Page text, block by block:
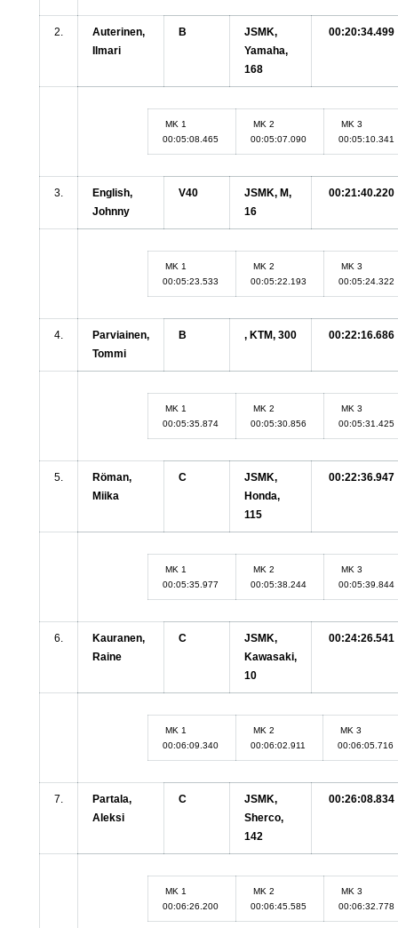
2.
Auterinen,
Ilmari
B
JSMK,
Yamaha,
168
00:20:34.499
MK 1
00:05:08.465
MK 2
00:05:07.090
MK 3
00:05:10.341
3.
English,
Johnny
V40
JSMK, M,
16
00:21:40.220
MK 1
00:05:23.533
MK 2
00:05:22.193
MK 3
00:05:24.322
4.
Parviainen,
Tommi
B , KTM, 300 00:22:16.686
MK 1
00:05:35.874
MK 2
00:05:30.856
MK 3
00:05:31.425
5.
Röman,
Miika
C
JSMK,
Honda,
115
00:22:36.947
MK 1
00:05:35.977
MK 2
00:05:38.244
MK 3
00:05:39.844
6.
Kauranen,
Raine
C
JSMK,
Kawasaki,
10
00:24:26.541
MK 1
00:06:09.340
MK 2
00:06:02.911
MK 3
00:06:05.716
7.
Partala,
Aleksi
C
JSMK,
Sherco,
142
00:26:08.834
MK 1
00:06:26.200
MK 2
00:06:45.585
MK 3
00:06:32.778